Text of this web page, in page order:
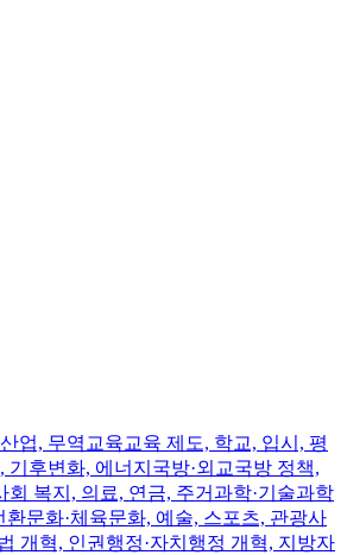
업, 무역 교육교육 제도, 학교, 입시, 평
기후변화, 에너지 국방·외교국방 정책,
회 복지, 의료, 연금, 주거과학·기술과학
환문화·체육문화, 예술, 스포츠, 관광사
개혁, 인권 행정·자치 행정 개혁, 지방자